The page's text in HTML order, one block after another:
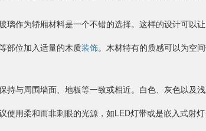
璃作为轿厢材料是一个不错的选择。这样的设计可以
部位加入适量的木质装饰。木材特有的质感可以为空
与周围墙面、地板等一致或相近。白色、灰色以及
用柔和而非刺眼的光源，如LED灯带或是嵌入式射灯